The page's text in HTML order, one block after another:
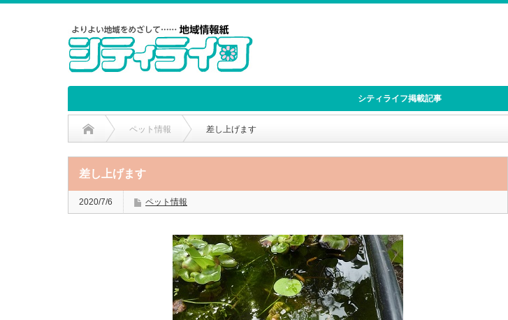
シティライフ掲載記事
ペット情報 差し上げます
差し上げます
2020/7/6 ペット情報